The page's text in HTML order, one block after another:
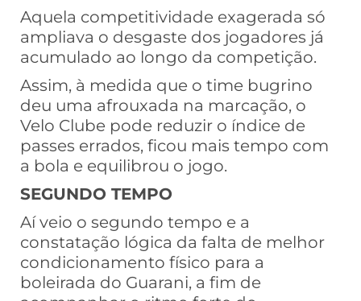
Aquela competitividade exagerada só
ampliava o desgaste dos jogadores já
acumulado ao longo da competição.
Assim, à medida que o time bugrino
deu uma afrouxada na marcação, o
Velo Clube pode reduzir o índice de
passes errados, ficou mais tempo com
a bola e equilibrou o jogo.
SEGUNDO TEMPO
Aí veio o segundo tempo e a
constatação lógica da falta de melhor
condicionamento físico para a
boleirada do Guarani, a fim de